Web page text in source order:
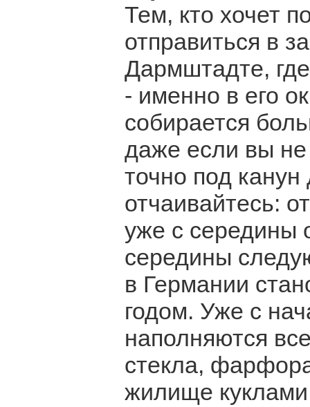
Тем, кто хочет
отправиться в
Дармштадте,
- именно в его
собирается
даже если вы не
точно под
отчаивайтесь:
уже с середины
середины
в Германии
годом. Уже с
наполняются
стекла,
жилище